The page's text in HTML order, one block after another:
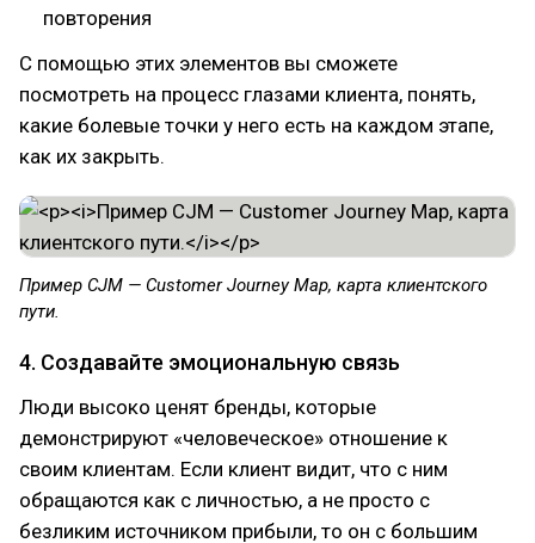
повторения
С помощью этих элементов вы сможете
посмотреть на процесс глазами клиента, понять,
какие болевые точки у него есть на каждом этапе,
как их закрыть.
Пример CJM — Customer Journey Map, карта клиентского
пути.
4. Создавайте эмоциональную связь
Люди высоко ценят бренды, которые
демонстрируют «человеческое» отношение к
своим клиентам. Если клиент видит, что с ним
обращаются как с личностью, а не просто с
безликим источником прибыли, то он с большим